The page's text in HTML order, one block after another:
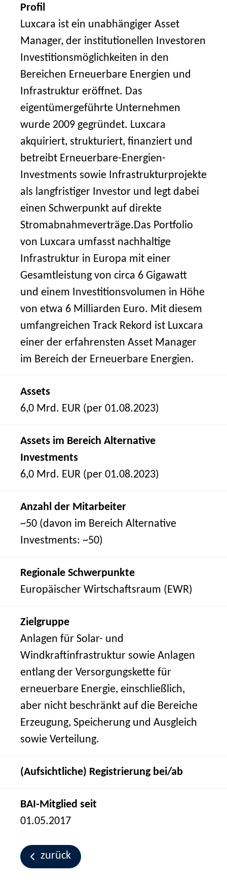
Profil
Luxcara ist ein unabhängiger Asset
Manager, der institutionellen Investoren
Investitionsmöglichkeiten in den
Bereichen Erneuerbare Energien und
Infrastruktur eröffnet. Das
eigentümergeführte Unternehmen
wurde 2009 gegründet. Luxcara
akquiriert, strukturiert, finanziert und
betreibt Erneuerbare-Energien-
Investments sowie Infrastrukturprojekte
als langfristiger Investor und legt dabei
einen Schwerpunkt auf direkte
Stromabnahmeverträge.Das Portfolio
von Luxcara umfasst nachhaltige
Infrastruktur in Europa mit einer
Gesamtleistung von circa 6 Gigawatt
und einem Investitionsvolumen in Höhe
von etwa 6 Milliarden Euro. Mit diesem
umfangreichen Track Rekord ist Luxcara
einer der erfahrensten Asset Manager
im Bereich der Erneuerbare Energien.
Assets
6,0 Mrd. EUR (per 01.08.2023)
Assets im Bereich Alternative
Investments
6,0 Mrd. EUR (per 01.08.2023)
Anzahl der Mitarbeiter
~50 (davon im Bereich Alternative
Investments: ~50)
Regionale Schwerpunkte
Europäischer Wirtschaftsraum (EWR)
Zielgruppe
Anlagen für Solar- und
Windkraftinfrastruktur sowie Anlagen
entlang der Versorgungskette für
erneuerbare Energie, einschließlich,
aber nicht beschränkt auf die Bereiche
Erzeugung, Speicherung und Ausgleich
sowie Verteilung.
(Aufsichtliche) Registrierung bei/ab
BAI-Mitglied seit
01.05.2017
zurück